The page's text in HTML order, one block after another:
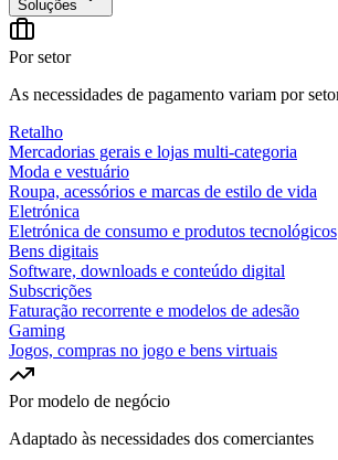
Soluções
Por setor
As necessidades de pagamento variam por
Retalho
Mercadorias gerais e lojas multi-categoria
Moda e vestuário
Roupa, acessórios e marcas de estilo de vida
Eletrónica
Eletrónica de consumo e produtos tecnológicos
Bens digitais
Software, downloads e conteúdo digital
Subscrições
Faturação recorrente e modelos de adesão
Gaming
Jogos, compras no jogo e bens virtuais
Por modelo de negócio
Adaptado às necessidades dos comerciantes